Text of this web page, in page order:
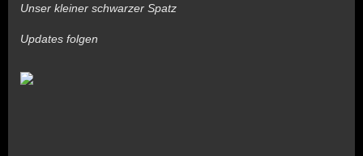
Unser kleiner schwarzer Spatz
Updates folgen